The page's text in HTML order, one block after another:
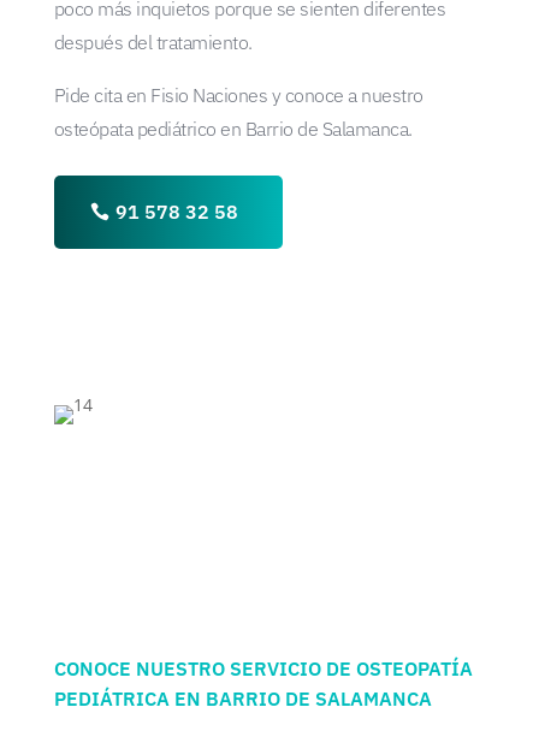
poco más inquietos porque se sienten diferentes
después del tratamiento.
Pide cita en Fisio Naciones y conoce a nuestro
osteópata pediátrico en Barrio de Salamanca.
91 578 32 58
CONOCE NUESTRO SERVICIO DE OSTEOPATÍA
PEDIÁTRICA EN BARRIO DE SALAMANCA